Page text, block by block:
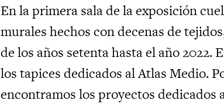
En la primera sala de la exposición
murales hechos con decenas de
de los años setenta hasta el año 2022.
los tapices dedicados al Atlas Medio.
encontramos los proyectos dedicados